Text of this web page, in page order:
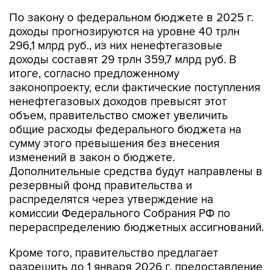
По закону о федеральном бюджете в 2025 г.
доходы прогнозируются на уровне 40 трлн
296,1 млрд руб., из них ненефтегазовые
доходы составят 29 трлн 359,7 млрд руб. В
итоге, согласно предложенному
законопроекту, если фактические поступления
ненефтегазовых доходов превысят этот
объем, правительство сможет увеличить
общие расходы федерального бюджета на
сумму этого превышения без внесения
изменений в закон о бюджете.
Дополнительные средства будут направлены в
резервный фонд правительства и
распределятся через утверждение на
комиссии Федерального Собрания РФ по
перераспределению бюджетных ассигнований.
Кроме того, правительство предлагает